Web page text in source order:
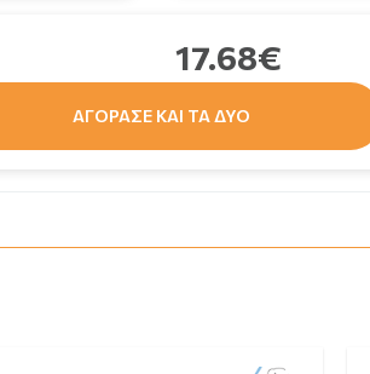
17.68€
ΑΓΟΡΑΣΕ ΚΑΙ ΤΑ ΔΥΟ